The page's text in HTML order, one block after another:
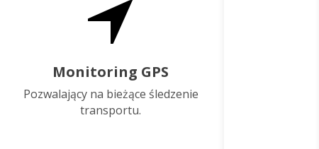
Monitoring GPS
Pozwalający na bieżące śledzenie
transportu.